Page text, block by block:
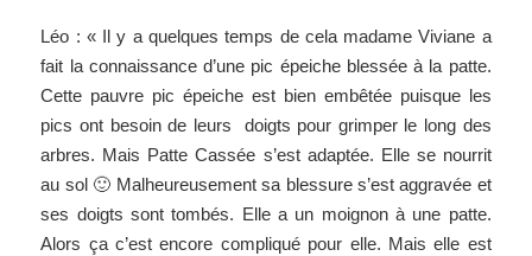
Léo : « Il y a quelques temps de cela madame Viviane a
fait la connaissance d’une pic épeiche blessée à la patte.
Cette pauvre pic épeiche est bien embêtée puisque les
pics ont besoin de leurs doigts pour grimper le long des
arbres. Mais Patte Cassée s’est adaptée. Elle se nourrit
au sol 🙂 Malheureusement sa blessure s’est aggravée et
ses doigts sont tombés. Elle a un moignon à une patte.
Alors ça c’est encore compliqué pour elle. Mais elle est